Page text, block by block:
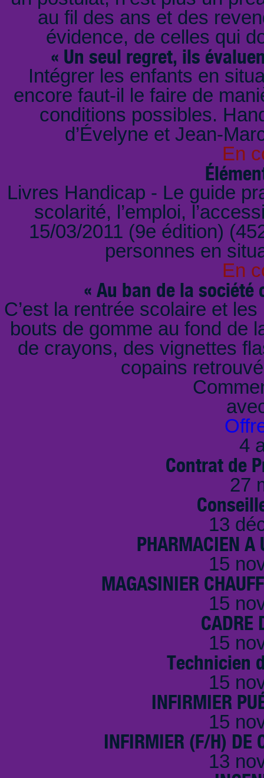
au fil des ans et des
évidence, de celles qui
« Un seul regret, ils
Intégrer les enfants en
encore faut-il le faire de
conditions possibles.
d’Évelyne et Jean-
En
Livres Handicap - Le guide
scolarité, l’emploi,
15/03/2011 (9e édition)
personnes en
En
« Au ban de la société
C’est la rentrée scolaire et
bouts de gomme au fond de
de crayons, des vignettes
copains
4
Contrat de
27
13
PHARMACIEN A
15
MAGASINIER
15
CADRE
15
Technicien
15
INFIRMIER
15
INFIRMIER (F/H) DE
13